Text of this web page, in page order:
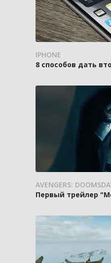
IPHONE
8 способов дать
AVENGERS:
Первый трейлер